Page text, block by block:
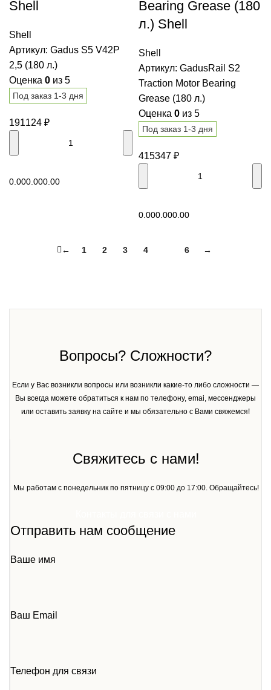
Shell
Shell
Артикул: Gadus S5 V42P
2,5 (180 л.)
Оценка 0 из 5
Под заказ 1-3 дня
191124 ₽
0.000.000.00
Bearing Grease (180
л.) Shell
Shell
Артикул: GadusRail S2
Traction Motor Bearing
Grease (180 л.)
Оценка 0 из 5
Под заказ 1-3 дня
415347 ₽
0.000.000.00
← 1 2 3 4 6 →
Вопросы? Сложности?
Если у Вас возникли вопросы или возникли какие-то либо сложности —
Вы всегда можете обратиться к нам по телефону, emai, мессенджеры
или оставить заявку на сайте и мы обязательно с Вами свяжемся!
Свяжитесь с нами!
Мы работам с понедельник по пятницу с 09:00 до 17:00. Обращайтесь!
Отправить нам сообщение
Ваше имя
Ваш Email
Телефон для связи